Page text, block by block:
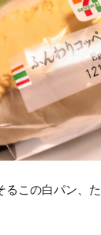
るこの白パン、